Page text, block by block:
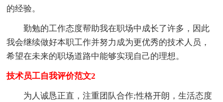
的经验。
勤勉的工作态度帮助我在职场中成长了许多，因此
我会继续做好本职工作并努力成为更优秀的技术人员，
希望在未来的职场道路中能够实现自己的理想。
技术员工自我评价范文2
为人诚恳正直，注重团队合作;性格开朗，生活态度